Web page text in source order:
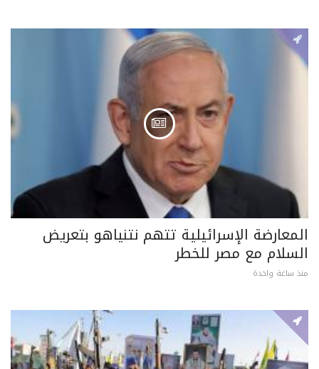
المعارضة الإسرائيلية تتهم نتنياهو بتعريض
السلام مع مصر للخطر
منذ ساعة واحدة